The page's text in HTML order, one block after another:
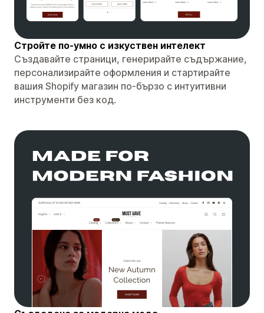
Стройте по-умно с изкуствен интелект
Създавайте страници, генерирайте съдържание,
персонализирайте оформления и стартирайте
вашия Shopify магазин по-бързо с интуитивни
инструменти без код.